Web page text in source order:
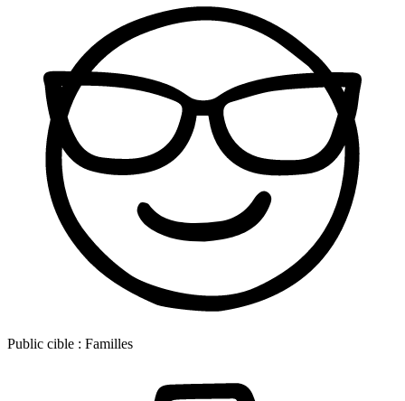
Public cible : Familles